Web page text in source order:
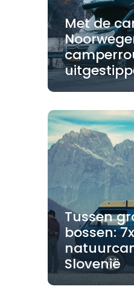
Met de
Tussen
bossen: 7x
Slovenië